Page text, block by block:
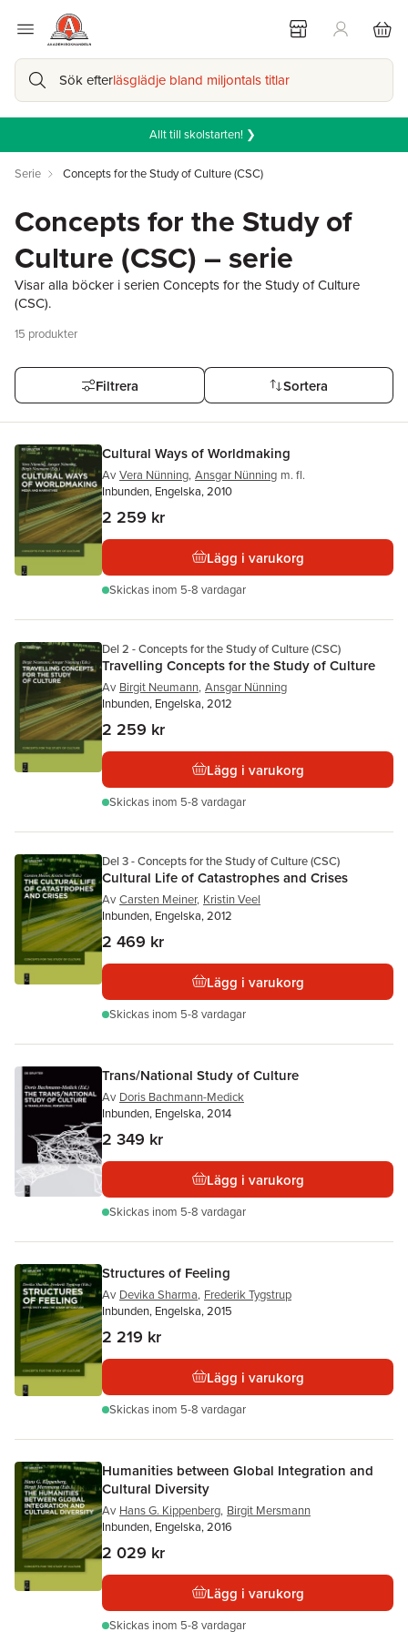
Sök efterläsglädje bland miljontals titlar
Allt till skolstarten! ❯
Serie Concepts for the Study of Culture (CSC)
Concepts for the Study of
Culture (CSC) – serie
Visar alla böcker i serien Concepts for the Study of Culture
(CSC).
15 produkter
Filtrera Sortera
Cultural Ways of Worldmaking
Av Vera Nünning, Ansgar Nünning m. fl.
Inbunden, Engelska, 2010
2 259 kr
Lägg i varukorg
Skickas inom 5-8 vardagar
Del 2 - Concepts for the Study of Culture (CSC)
Travelling Concepts for the Study of Culture
Av Birgit Neumann, Ansgar Nünning
Inbunden, Engelska, 2012
2 259 kr
Lägg i varukorg
Skickas inom 5-8 vardagar
Del 3 - Concepts for the Study of Culture (CSC)
Cultural Life of Catastrophes and Crises
Av Carsten Meiner, Kristin Veel
Inbunden, Engelska, 2012
2 469 kr
Lägg i varukorg
Skickas inom 5-8 vardagar
Trans/National Study of Culture
Av Doris Bachmann-Medick
Inbunden, Engelska, 2014
2 349 kr
Lägg i varukorg
Skickas inom 5-8 vardagar
Structures of Feeling
Av Devika Sharma, Frederik Tygstrup
Inbunden, Engelska, 2015
2 219 kr
Lägg i varukorg
Skickas inom 5-8 vardagar
Humanities between Global Integration and
Cultural Diversity
Av Hans G. Kippenberg, Birgit Mersmann
Inbunden, Engelska, 2016
2 029 kr
Lägg i varukorg
Skickas inom 5-8 vardagar